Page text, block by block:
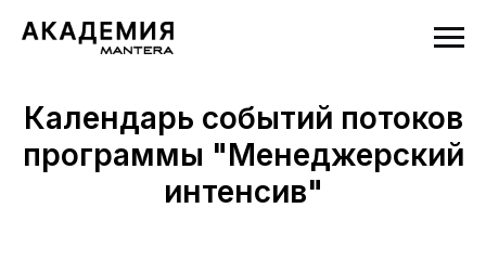
Календарь событий потоков
программы "Менеджерский
интенсив"